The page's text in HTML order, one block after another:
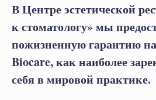
В Центре эстетической
к стоматологу» мы
пожизненную гарантию
Biocare, как наиболее
себя в мировой практике.